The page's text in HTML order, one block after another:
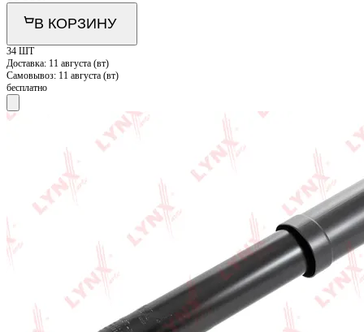
В КОРЗИНУ
34 ШТ
Доставка: 11 августа (вт)
Самовывоз: 11 августа (вт)
бесплатно